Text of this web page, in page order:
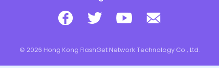
© 2026 Hong Kong FlashGet Network Technology Co., Ltd.